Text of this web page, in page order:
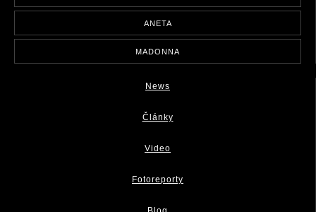
ANETA
MADONNA
News
Články
Video
Fotoreporty